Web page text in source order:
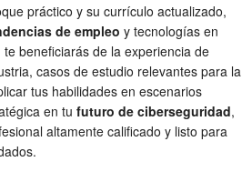
práctico y su currículo actualizado,
de empleo y tecnologías en
beneficiarás de la experiencia de
casos de estudio relevantes para la
tus habilidades en escenarios
en tu futuro de ciberseguridad,
altamente calificado y listo para